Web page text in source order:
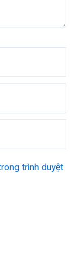
trình duyệt